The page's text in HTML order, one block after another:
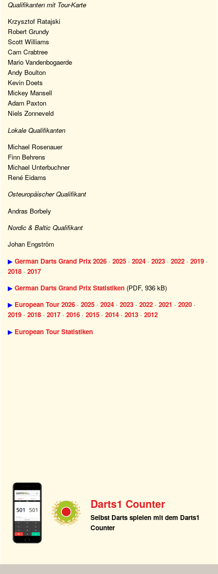
Qualifikanten mit Tour-Karte
Krzysztof Ratajski
Robert Grundy
Scott Williams
Cam Crabtree
Mario Vandenbogaerde
Andy Boulton
Kevin Doets
Mickey Mansell
Adam Paxton
Niels Zonneveld
Lokale Qualifikanten
Michael Rosenauer
Finn Behrens
Michael Unterbuchner
René Eidams
Osteuropäischer Qualifikant
Andras Borbely
Nordic & Baltic Qualifikant
Johan Engström
▶ German Darts Grand Prix 2026 · 2025 · 2024 · 2023 · 2022 · 2019 ·
2018 · 2017
▶ German Darts Grand Prix Statistiken (PDF, 936 kB)
▶ European Tour 2026 · 2025 · 2024 · 2023 · 2022 · 2021 · 2020 ·
2019 · 2018 · 2017 · 2016 · 2015 · 2014 · 2013 · 2012
▶ European Tour Statistiken
Darts1 Counter
Selbst Darts spielen mit dem Darts1
Counter